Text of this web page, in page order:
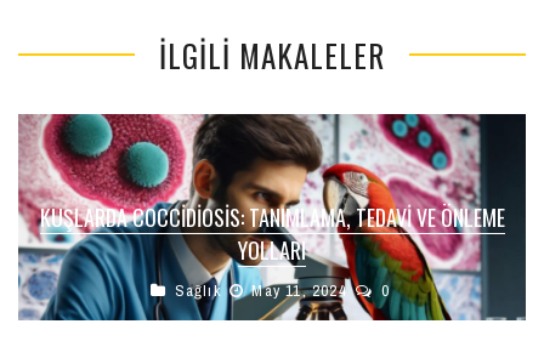
İLGILI MAKALELER
KUŞLARDA COCCIDIOSIS: TANIMLAMA, TEDAVI VE ÖNLEME
YOLLARI
Sağlık May 11, 2024 0